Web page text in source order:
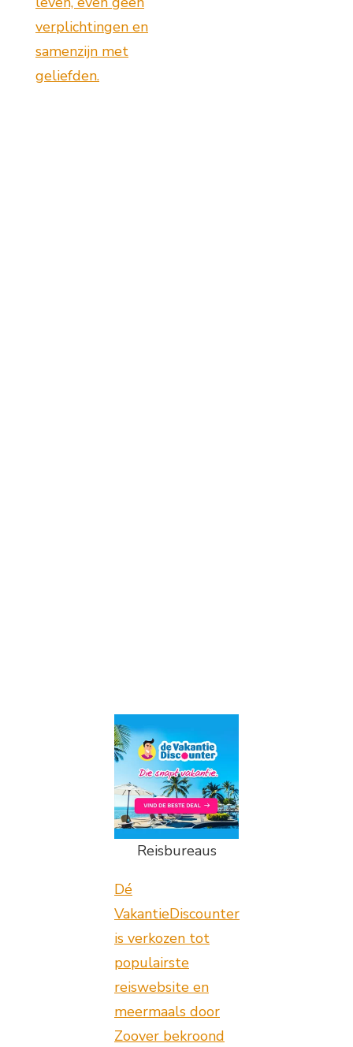
verplichtingen en
samenzijn met
geliefden.
Reisbureaus
Dé
VakantieDiscounter
is verkozen tot
populairste
reiswebsite en
meermaals door
Zoover bekroond